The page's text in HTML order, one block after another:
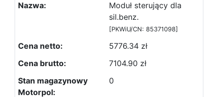
Moduł sterujący dla
sil.benz.
[PKWiU/CN: 85371098]
5776.34 zł
7104.90 zł
0